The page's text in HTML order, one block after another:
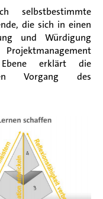
selbstbestimmte
die sich in einen
und Würdigung
erklärt die
Vorgang des